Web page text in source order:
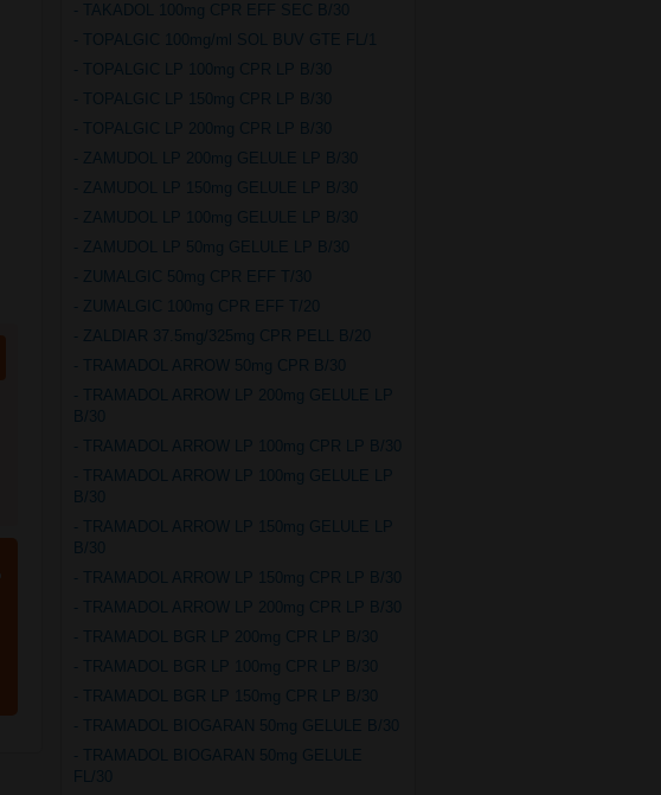
- TAKADOL 100mg CPR EFF SEC B/30
- TOPALGIC 100mg/ml SOL BUV GTE FL/1
- TOPALGIC LP 100mg CPR LP B/30
- TOPALGIC LP 150mg CPR LP B/30
- TOPALGIC LP 200mg CPR LP B/30
- ZAMUDOL LP 200mg GELULE LP B/30
- ZAMUDOL LP 150mg GELULE LP B/30
- ZAMUDOL LP 100mg GELULE LP B/30
- ZAMUDOL LP 50mg GELULE LP B/30
- ZUMALGIC 50mg CPR EFF T/30
- ZUMALGIC 100mg CPR EFF T/20
- ZALDIAR 37.5mg/325mg CPR PELL B/20
- TRAMADOL ARROW 50mg CPR B/30
- TRAMADOL ARROW LP 200mg GELULE LP
B/30
- TRAMADOL ARROW LP 100mg CPR LP B/30
- TRAMADOL ARROW LP 100mg GELULE LP
B/30
- TRAMADOL ARROW LP 150mg GELULE LP
B/30
- TRAMADOL ARROW LP 150mg CPR LP B/30
- TRAMADOL ARROW LP 200mg CPR LP B/30
- TRAMADOL BGR LP 200mg CPR LP B/30
- TRAMADOL BGR LP 100mg CPR LP B/30
- TRAMADOL BGR LP 150mg CPR LP B/30
- TRAMADOL BIOGARAN 50mg GELULE B/30
- TRAMADOL BIOGARAN 50mg GELULE
FL/30